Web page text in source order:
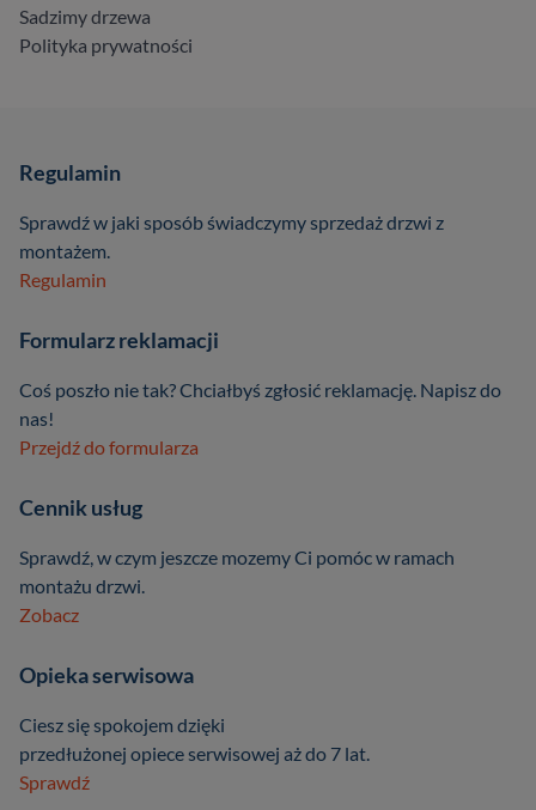
Sadzimy drzewa
Polityka prywatności
Regulamin
Sprawdź w jaki sposób świadczymy sprzedaż drzwi z
montażem.
Regulamin
Formularz reklamacji
Coś poszło nie tak? Chciałbyś zgłosić reklamację. Napisz do
nas!
Przejdź do formularza
Cennik usług
Sprawdź, w czym jeszcze mozemy Ci pomóc w ramach
montażu drzwi.
Zobacz
Opieka serwisowa
Ciesz się spokojem dzięki
przedłużonej opiece serwisowej aż do 7 lat.
Sprawdź